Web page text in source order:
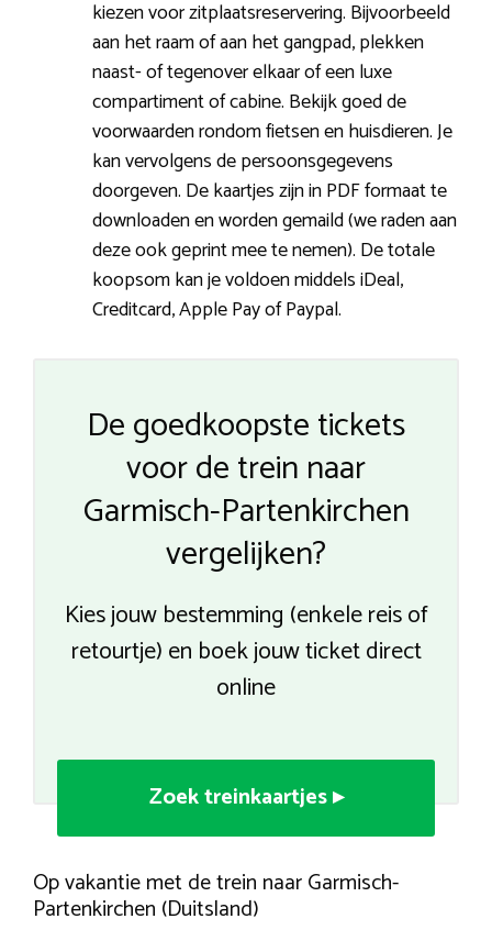
kiezen voor zitplaatsreservering. Bijvoorbeeld
aan het raam of aan het gangpad, plekken
naast- of tegenover elkaar of een luxe
compartiment of cabine. Bekijk goed de
voorwaarden rondom fietsen en huisdieren. Je
kan vervolgens de persoonsgegevens
doorgeven. De kaartjes zijn in PDF formaat te
downloaden en worden gemaild (we raden aan
deze ook geprint mee te nemen). De totale
koopsom kan je voldoen middels iDeal,
Creditcard, Apple Pay of Paypal.
De goedkoopste tickets
voor de trein naar
Garmisch-Partenkirchen
vergelijken?
Kies jouw bestemming (enkele reis of
retourtje) en boek jouw ticket direct
online
Zoek treinkaartjes ▸
Op vakantie met de trein naar Garmisch-
Partenkirchen (Duitsland)